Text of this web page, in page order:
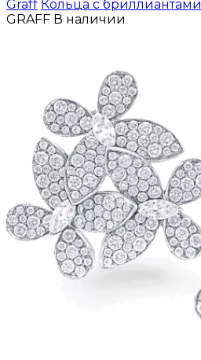
Graff Кольца с бриллиантами
GRAFF В наличии